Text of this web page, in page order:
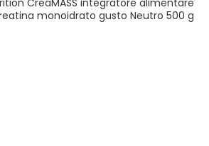
CreaMASS integratore alimentare
monoidrato gusto Neutro 500 g